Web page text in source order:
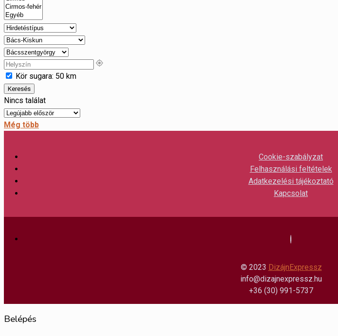
Kör sugara: 50 km
Keresés
Nincs találat
Még több
Cookie-szabályzat
Felhasználási feltételek
Adatkezelési tájékoztató
Kapcsolat
© 2023 DizájnExpressz
info@dizajnexpressz.hu
+36 (30) 991-5737
Belépés